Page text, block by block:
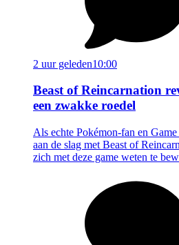
2 uur geleden10:00
Beast of Reincarnation
een zwakke roedel
Als echte Pokémon-fan en
aan de slag met Beast of
zich met deze game weten te